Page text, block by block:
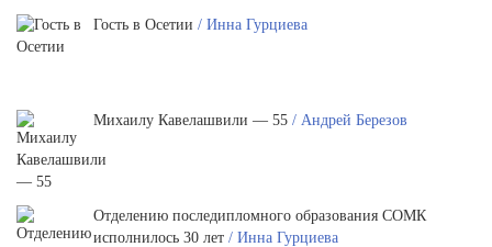
Гость в Осетии / Инна Гурциева
Михаилу Кавелашвили — 55 / Андрей Березов
Отделению последипломного образования СОМК
исполнилось 30 лет / Инна Гурциева